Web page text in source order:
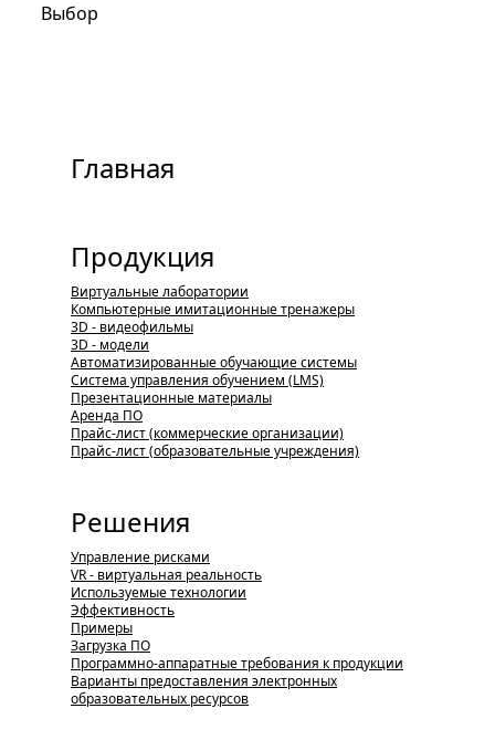
Выбор
Главная
Продукция
Виртуальные лаборатории
Компьютерные имитационные тренажеры
3D - видеофильмы
3D - модели
Автоматизированные обучающие системы
Система управления обучением (LMS)
Презентационные материалы
Аренда ПО
Прайс-лист (коммерческие организации)
Прайс-лист (образовательные учреждения)
Решения
Управление рисками
VR - виртуальная реальность
Используемые технологии
Эффективность
Примеры
Загрузка ПО
Программно-аппаратные требования к продукции
Варианты предоставления электронных
образовательных ресурсов